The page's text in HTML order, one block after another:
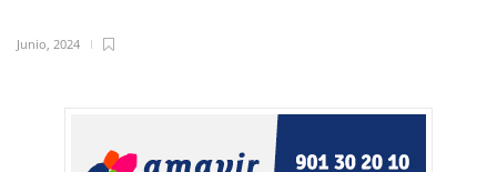
Junio, 2024